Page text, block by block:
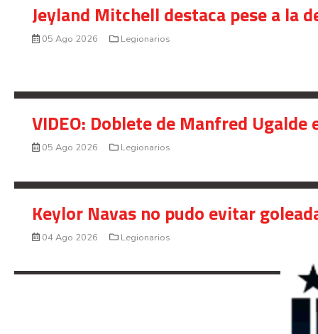
Jeyland Mitchell destaca pese a la
05 Ago 2026 Legionarios
VIDEO: Doblete de Manfred
05 Ago 2026 Legionarios
Keylor Navas no pudo evitar
04 Ago 2026 Legionarios